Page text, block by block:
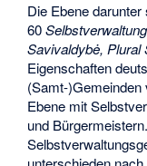
Die Ebene
60
Savivaldybė, Plural
Eigenschaften
(Samt-)Gemeinden
Ebene mit
und